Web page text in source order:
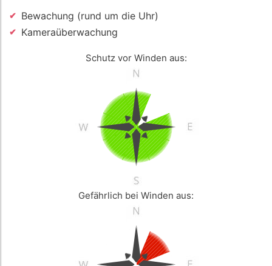
Bewachung (rund um die Uhr)
Kameraüberwachung
Schutz vor Winden aus:
Gefährlich bei Winden aus: